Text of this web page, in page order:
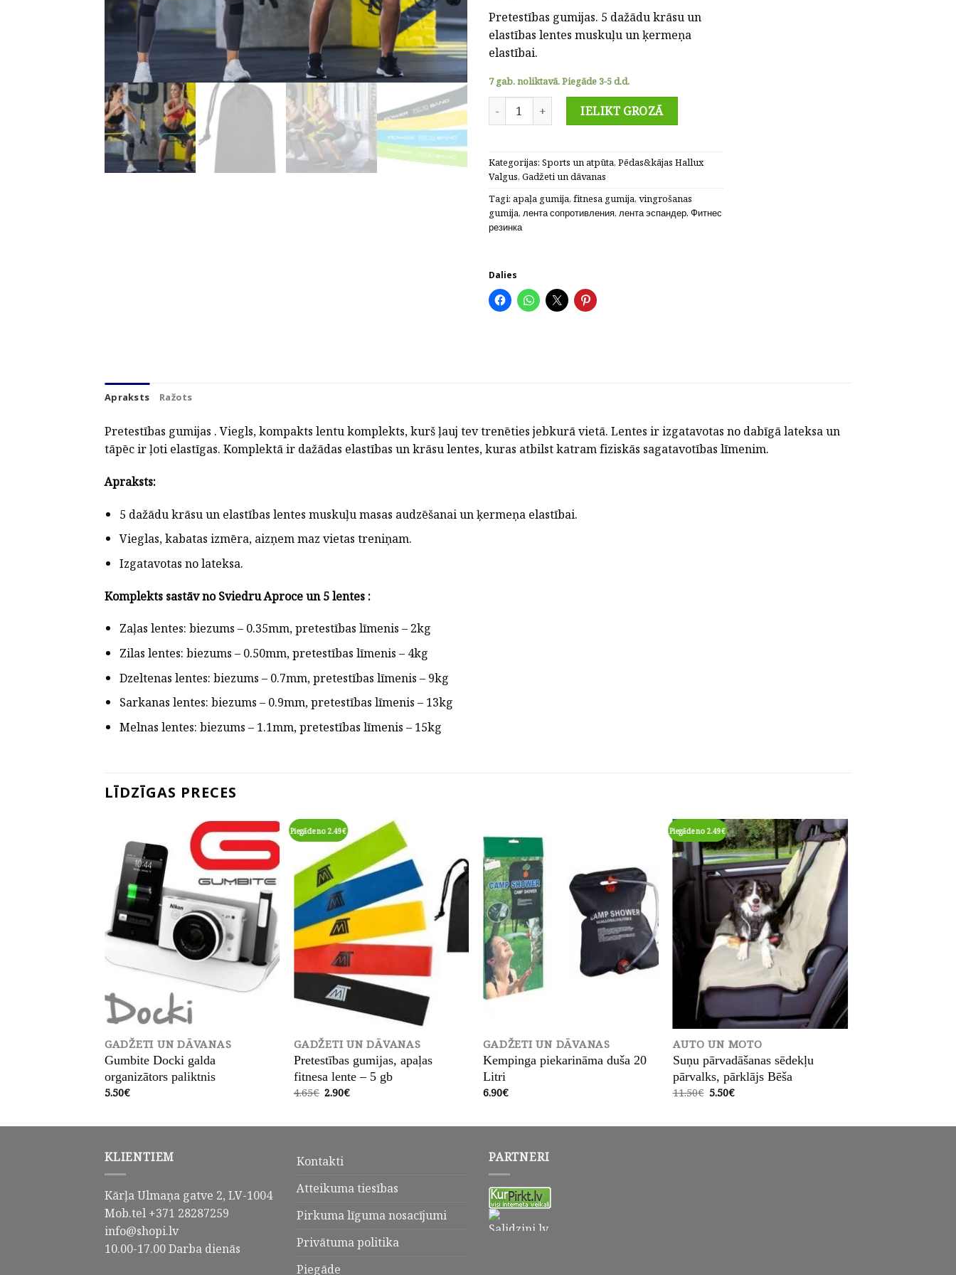
price
was:
10.90€.
price
is:
1.90€.
Pretestības gumijas. 5 dažādu krāsu un
elastības lentes muskuļu un ķermeņa
elastībai.
7 gab. noliktavā. Piegāde 3-5 d.d.
Pretestības gumijas 5 gb +sviedru aproce, apaļās fitnesa quantity
IELIKT GROZĀ
Kategorijas: Sports un atpūta, Pēdas&kājas Hallux
Valgus, Gadžeti un dāvanas
Tagi: apaļa gumija, fitnesa gumija, vingrošanas
gumija, лента сопротивления, лента эспандер, Фитнес
резинка
Dalies
Apraksts Ražots
Pretestības gumijas . Viegls, kompakts lentu komplekts, kurš ļauj tev trenēties jebkurā vietā. Lentes ir izgatavotas no dabīgā lateksa un
tāpēc ir ļoti elastīgas. Komplektā ir dažādas elastības un krāsu lentes, kuras atbilst katram fiziskās sagatavotības līmenim.
Apraksts:
5 dažādu krāsu un elastības lentes muskuļu masas audzēšanai un ķermeņa elastībai.
Vieglas, kabatas izmēra, aizņem maz vietas treniņam.
Izgatavotas no lateksa.
Komplekts sastāv no Sviedru Aproce un 5 lentes :
Zaļas lentes: biezums – 0.35mm, pretestības līmenis – 2kg
Zilas lentes: biezums – 0.50mm, pretestības līmenis – 4kg
Dzeltenas lentes: biezums – 0.7mm, pretestības līmenis – 9kg
Sarkanas lentes: biezums – 0.9mm, pretestības līmenis – 13kg
Melnas lentes: biezums – 1.1mm, pretestības līmenis – 15kg
LĪDZĪGAS PRECES
GADŽETI UN DĀVANAS
Gumbite Docki galda
organizātors paliktnis
5.50€
Piegāde no 2.49€
GADŽETI UN DĀVANAS
Pretestības gumijas, apaļas
fitnesa lente – 5 gb
4.65€ Original
2.90€Current
GADŽETI UN DĀVANAS
Kempinga piekarināma duša 20
Litri
6.90€
Piegāde no 2.49€
AUTO UN MOTO
Suņu pārvadāšanas sēdekļu
pārvalks, pārklājs Bēša
11.50€ Original
5.50€Current
KLIENTIEM
Kārļa Ulmaņa gatve 2, LV-1004
Mob.tel +371 28287259
info@shopi.lv
10.00-17.00 Darba dienās
Kontakti
Atteikuma tiesības
Pirkuma līguma nosacījumi
Privātuma politika
Piegāde
PARTNERI